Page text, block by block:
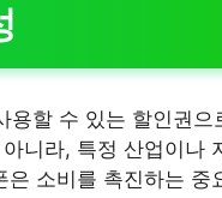
할 수 있는 할인권
니라, 특정 산업이나
소비를 촉진하는 중